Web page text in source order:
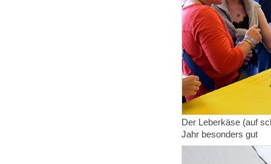
Der Leberkäse (auf
Jahr besonders gut